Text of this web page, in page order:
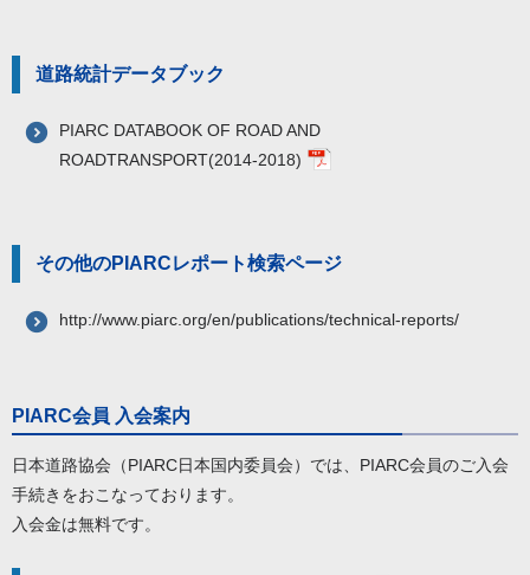
道路統計データブック
PIARC DATABOOK OF ROAD AND
ROADTRANSPORT(2014-2018)
その他のPIARCレポート検索ページ
http://www.piarc.org/en/publications/technical-reports/
PIARC会員 入会案内
日本道路協会（PIARC日本国内委員会）では、PIARC会員のご入会
手続きをおこなっております。
入会金は無料です。